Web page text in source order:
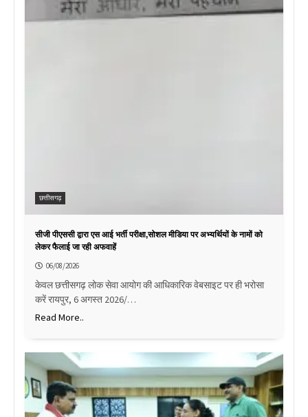
छत्तीसगढ़
सीजी पीएससी द्वारा एस आई भर्ती परीक्षा,सोशल मीडिया पर अभ्यर्थियों के नामों को
लेकर फैलाई जा रही अफवाहें
06/08/2026
केवल छत्तीसगढ़ लोक सेवा आयोग की आधिकारिक वेबसाइट पर ही भरोसा
करें रायपुर, 6 अगस्त 2026/…
Read More..